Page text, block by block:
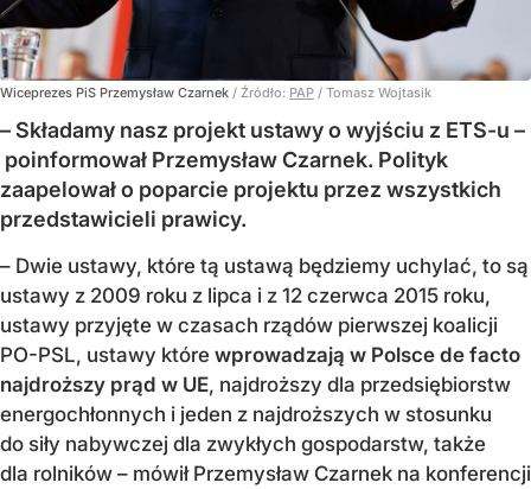
Wiceprezes PiS Przemysław Czarnek / Źródło: PAP / Tomasz Wojtasik
– Składamy nasz projekt ustawy o wyjściu z ETS-u –
poinformował Przemysław Czarnek. Polityk
zaapelował o poparcie projektu przez wszystkich
przedstawicieli prawicy.
– Dwie ustawy, które tą ustawą będziemy uchylać, to są
ustawy z 2009 roku z lipca i z 12 czerwca 2015 roku,
ustawy przyjęte w czasach rządów pierwszej koalicji
PO-PSL, ustawy które wprowadzają w Polsce de facto
najdroższy prąd w UE, najdroższy dla przedsiębiorstw
energochłonnych i jeden z najdroższych w stosunku
do siły nabywczej dla zwykłych gospodarstw, także
dla rolników – mówił Przemysław Czarnek na konferencji